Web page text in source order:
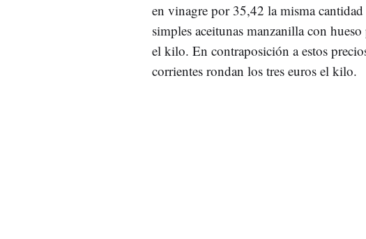
en vinagre por 35,42 la misma cantidad
simples aceitunas manzanilla con
el kilo. En contraposición a estos
corrientes rondan los tres euros el kilo.